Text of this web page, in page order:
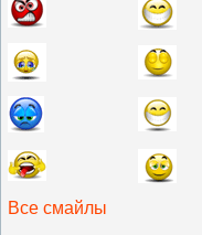
Все смайлы